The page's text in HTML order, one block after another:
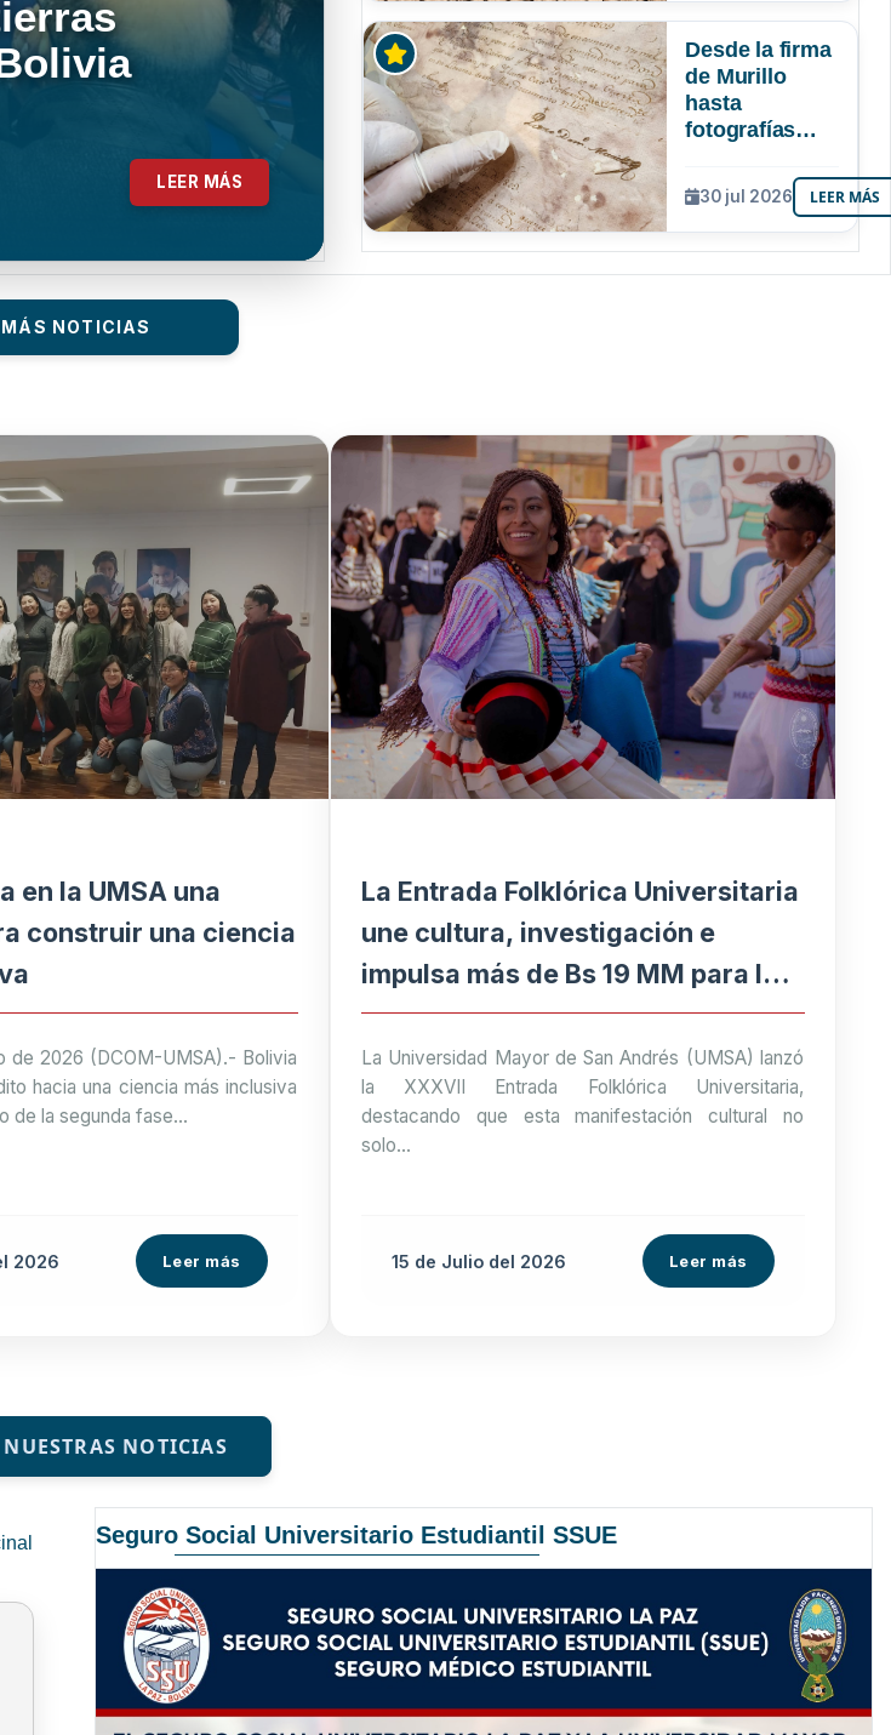
LEER MÁS
a los tres
Bolivia
Desde la firma
de Murillo
hasta
fotografías
UMSA
resguarda 6
joyas de la
30 jul 2026 LEER MÁS
MÁS NOTICIAS
en la UMSA una
construir una ciencia
de 2026 (DCOM-UMSA).- Bolivia
hacia una ciencia más inclusiva
de la segunda fase...
2026 Leer más
La Entrada Folklórica Universitaria
une cultura, investigación e
impulsa más de Bs 19 MM para la
economía paceña
La Universidad Mayor de San Andrés (UMSA) lanzó
la XXXVII Entrada Folklórica Universitaria,
destacando que esta manifestación cultural no
solo...
15 de Juliodel 2026 Leer más
NOTICIAS
Seguro Social Universitario Estudiantil SSUE